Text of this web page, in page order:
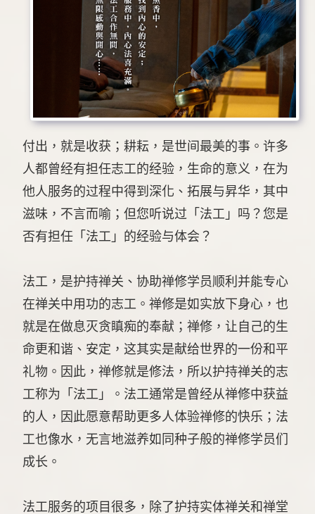
付出，就是收获；耕耘，是世间最美的事。许多
人都曾经有担任志工的经验，生命的意义，在为
他人服务的过程中得到深化、拓展与昇华，其中
滋味，不言而喻；但您听说过「法工」吗？您是
否有担任「法工」的经验与体会？
法工，是护持禅关、协助禅修学员顺利并能专心
在禅关中用功的志工。禅修是如实放下身心，也
就是在做息灭贪瞋痴的奉献；禅修，让自己的生
命更和谐、安定，这其实是献给世界的一份和平
礼物。因此，禅修就是修法，所以护持禅关的志
工称为「法工」。法工通常是曾经从禅修中获益
的人，因此愿意帮助更多人体验禅修的快乐；法
工也像水，无言地滋养如同种子般的禅修学员们
成长。
法工服务的项目很多，除了护持实体禅关和禅堂